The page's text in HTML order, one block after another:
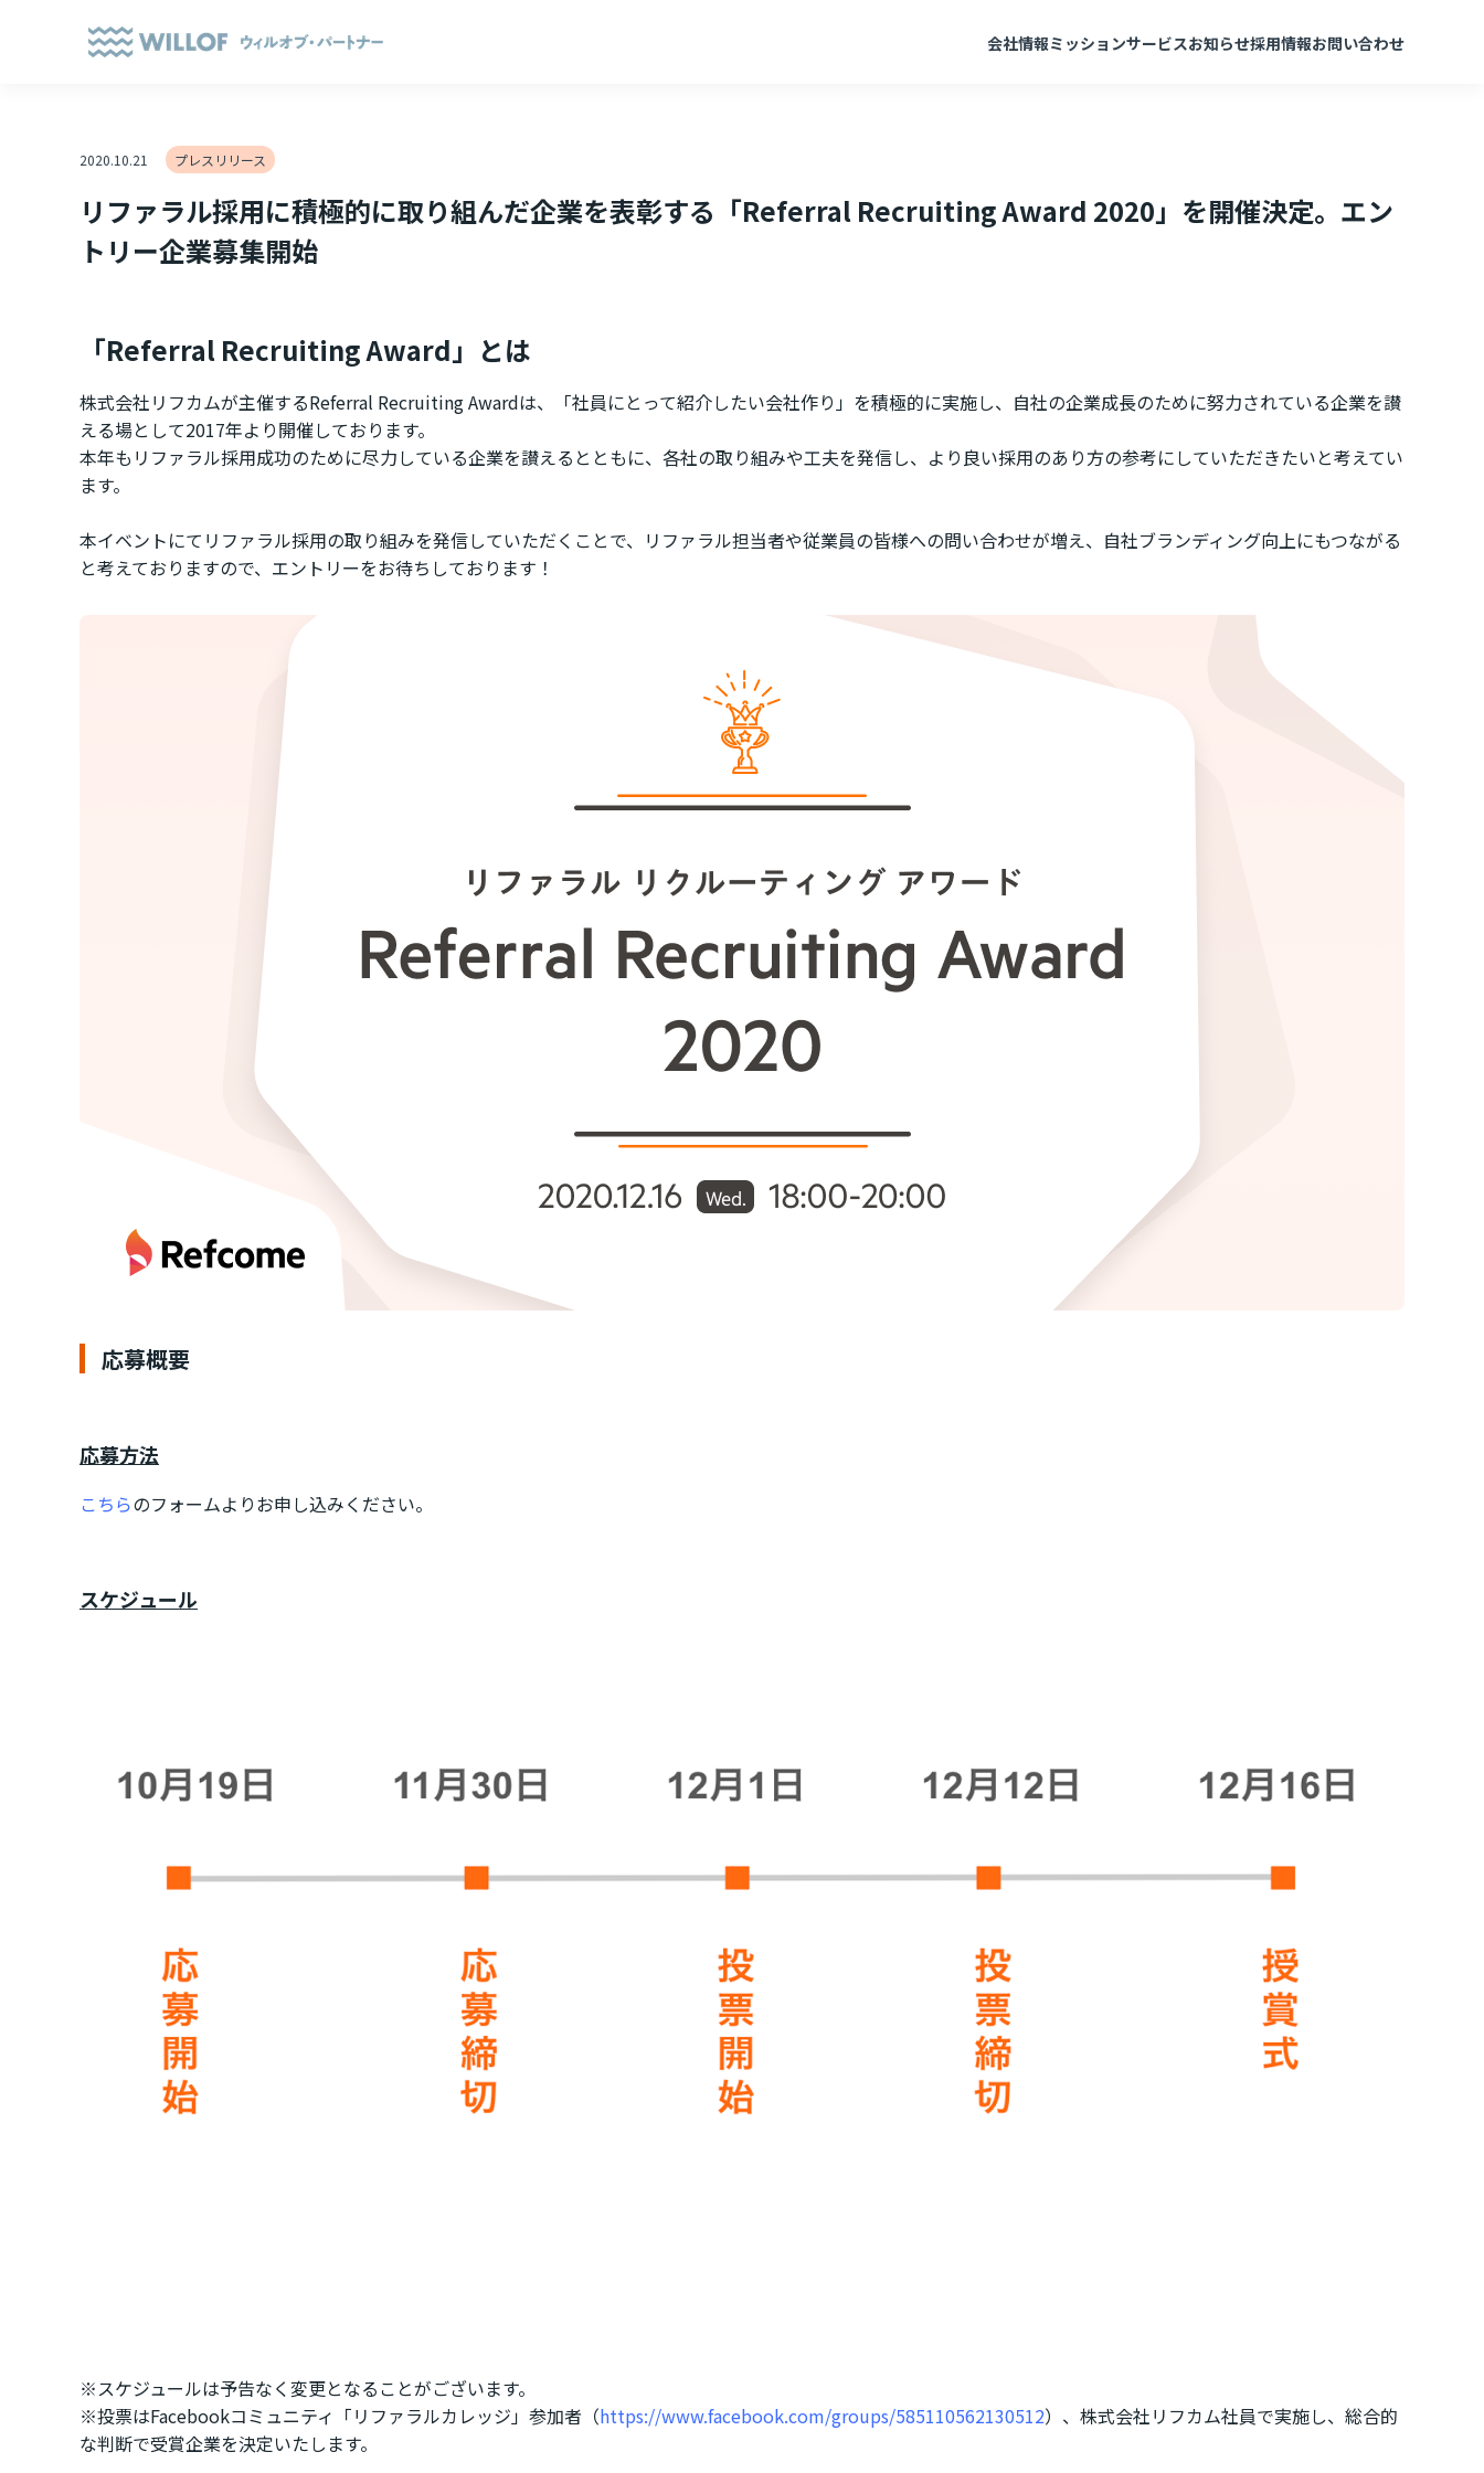
会社情報ミッションサービスお知らせ採用情報お問い合わせ
2020.10.21 プレスリリース
リファラル採用に積極的に取り組んだ企業を表彰する「Referral Recruiting Award 2020」を開催決定。エン
トリー企業募集開始
「Referral Recruiting Award」とは
株式会社リフカムが主催するReferral Recruiting Awardは、「社員にとって紹介したい会社作り」を積極的に実施し、自社の企業成長のために努力されている企業を讃
える場として2017年より開催しております。
本年もリファラル採用成功のために尽力している企業を讃えるとともに、各社の取り組みや工夫を発信し、より良い採用のあり方の参考にしていただきたいと考えてい
ます。
本イベントにてリファラル採用の取り組みを発信していただくことで、リファラル担当者や従業員の皆様への問い合わせが増え、自社ブランディング向上にもつながる
と考えておりますので、エントリーをお待ちしております！
応募概要
応募方法
こちらのフォームよりお申し込みください。
スケジュール
※スケジュールは予告なく変更となることがございます。
※投票はFacebookコミュニティ「リファラルカレッジ」参加者（https://www.facebook.com/groups/585110562130512）、株式会社リフカム社員で実施し、総合的
な判断で受賞企業を決定いたします。